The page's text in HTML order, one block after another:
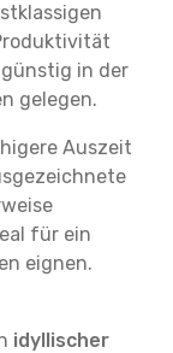
in der
gelegen.
Auszeit
für ein
eignen.
idyllischer